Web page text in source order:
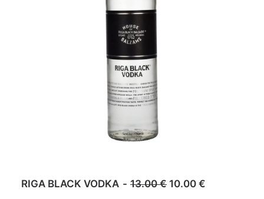
ADD TO CART
RIGA BLACK VODKA 13.00€ O
10.00€